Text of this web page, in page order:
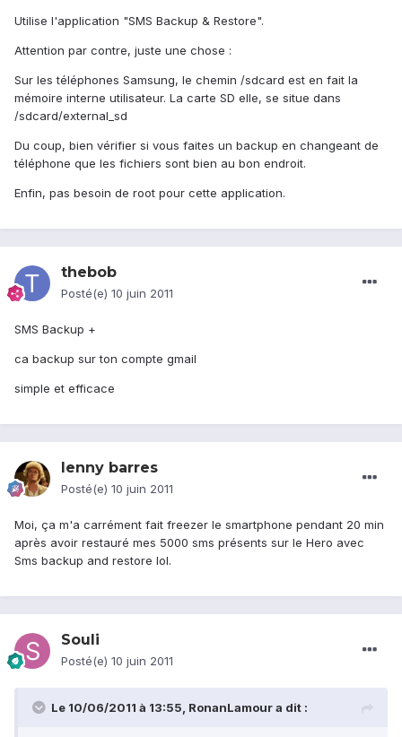
Utilise l'application "SMS Backup & Restore".
Attention par contre, juste une chose :
Sur les téléphones Samsung, le chemin /sdcard est en fait la
mémoire interne utilisateur. La carte SD elle, se situe dans
/sdcard/external_sd
Du coup, bien vérifier si vous faites un backup en changeant de
téléphone que les fichiers sont bien au bon endroit.
Enfin, pas besoin de root pour cette application.
thebob
Posté(e) 10 juin 2011
SMS Backup +
ca backup sur ton compte gmail
simple et efficace
lenny barres
Posté(e) 10 juin 2011
Moi, ça m'a carrément fait freezer le smartphone pendant 20 min
après avoir restauré mes 5000 sms présents sur le Hero avec
Sms backup and restore lol.
Souli
Posté(e) 10 juin 2011
Le 10/06/2011 à 13:55, RonanLamour a dit :